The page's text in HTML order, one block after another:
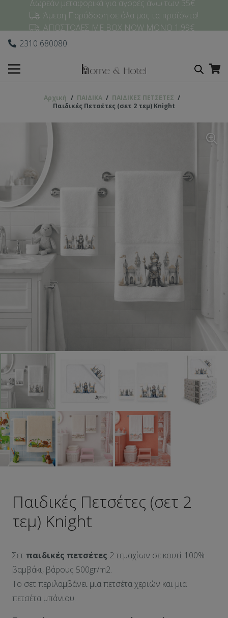
Δωρεάν μεταφορικά για αγορές άνω των 35€
Άμεση Παράδοση σε όλα μας τα προϊόντα!
ΑΠΟΣΤΟΛΕΣ ΜΕ BOX NOW ΜΟΝΟ 1,99€
2310 680080
Αρχική / ΠΑΙΔΙΚΑ / ΠΑΙΔΙΚΕΣ ΠΕΤΣΕΤΕΣ /
Παιδικές Πετσέτες (σετ 2 τεμ) Knight
Παιδικές Πετσέτες (σετ 2
τεμ) Knight
Σετ παιδικές πετσέτες 2 τεμαχίων σε κουτί 100%
βαμβάκι, βάρους 500gr/m2.
Το σετ περιλαμβάνει μια πετσέτα χεριών και μια
πετσέτα μπάνιου.